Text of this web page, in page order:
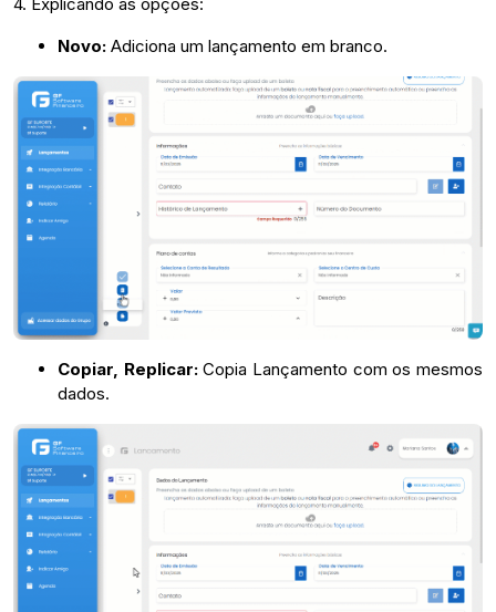
Novo: Adiciona um lançamento em branco.
Copiar, Replicar:Copia Lançamento com os mesmos
dados.